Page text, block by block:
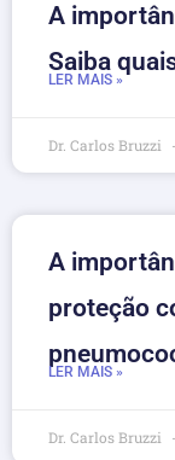
A
Saiba
LER MAIS »
Dr. Carlos Bruzzi
A
proteção
LER MAIS »
Dr. Carlos Bruzzi